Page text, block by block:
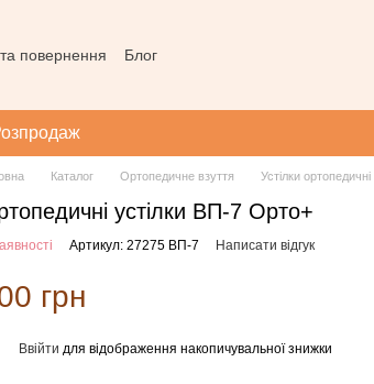
повернення
Блог
Каталог Ортопедичне взуття Устілки ортопедичні
устілки ВП-7 Орто+
Артикул: 27275 ВП-7 Написати відгук
грн
Ввійти для відображення накопичувальної знижки